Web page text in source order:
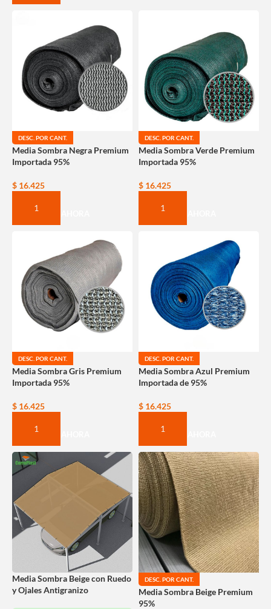
DESC. POR CANT.
Media Sombra Negra Premium
Importada 95%
$ 16.425
COMPRAR AHORA
DESC. POR CANT.
Media Sombra Verde Premium
Importada 95%
$16.425
COMPRAR AHORA
DESC. POR CANT.
Media Sombra Gris Premium
Importada 95%
$ 16.425
COMPRAR AHORA
DESC. POR CANT.
Media Sombra Azul Premium
Importada de 95%
$16.425
COMPRAR AHORA
Media Sombra Beige con Ruedo
y Ojales Antigranizo
DESC. POR CANT.
Media Sombra Beige Premium
95%